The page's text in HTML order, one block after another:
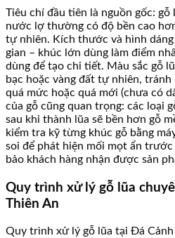
Tiêu chí đầu tiên là nguồn gốc:
nước lợ thường có độ bền cao
tự nhiên. Kích thước và hình
gian – khúc lớn dùng làm điểm
dùng để tạo chi tiết. Màu sắc gỗ
bạc hoặc vàng đất tự nhiên,
quá mức hoặc quá mới (chưa có
của gỗ cũng quan trọng: các loại
sau khi thành lũa sẽ bền hơn gỗ
kiểm tra kỹ từng khúc gỗ bằng
soi để phát hiện mối mọt ẩn
bảo khách hàng nhận được sản
Quy trình xử lý gỗ lũa
Thiên An
Quy trình xử lý gỗ lũa tại Đá